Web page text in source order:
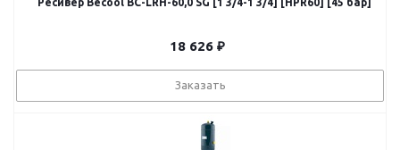
18 626₽
Заказать